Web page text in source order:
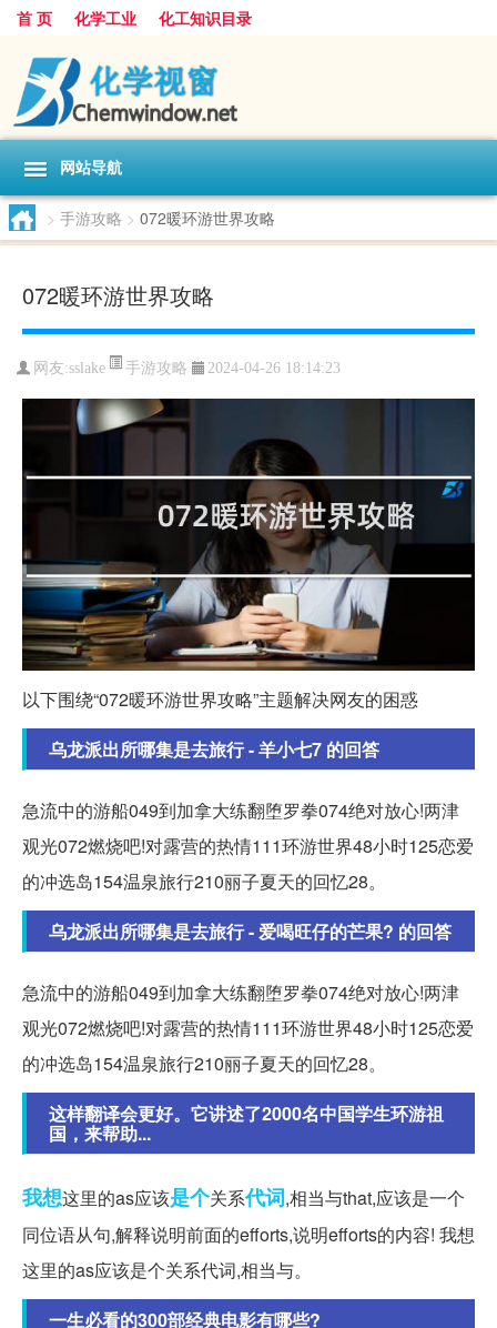
首 页 化学工业 化工知识目录
网站导航
> 手游攻略 > 072暖环游世界攻略
072暖环游世界攻略
网友:sslake 手游攻略 2024-04-26 18:14:23
以下围绕“072暖环游世界攻略”主题解决网友的困惑
乌龙派出所哪集是去旅行 - 羊小七7 的回答
急流中的游船049到加拿大练翻堕罗拳074绝对放心!两津
观光072燃烧吧!对露营的热情111环游世界48小时125恋爱
的冲选岛154温泉旅行210丽子夏天的回忆28。
乌龙派出所哪集是去旅行 - 爱喝旺仔的芒果? 的回答
急流中的游船049到加拿大练翻堕罗拳074绝对放心!两津
观光072燃烧吧!对露营的热情111环游世界48小时125恋爱
的冲选岛154温泉旅行210丽子夏天的回忆28。
这样翻译会更好。它讲述了2000名中国学生环游祖
国，来帮助...
我想这里的as应该是个关系代词,相当与that,应该是一个
同位语从句,解释说明前面的efforts,说明efforts的内容! 我想
这里的as应该是个关系代词,相当与。
一生必看的300部经典电影有哪些?